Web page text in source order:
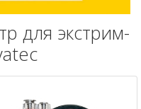
для экстрим-